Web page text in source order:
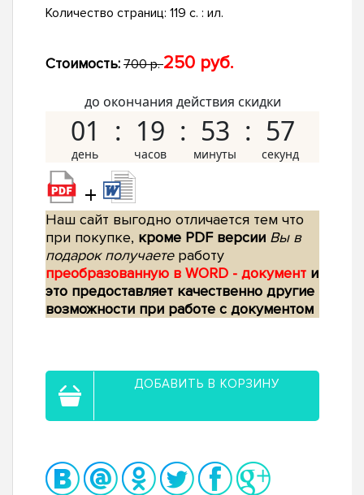
Количество страниц: 119 с. : ил.
Стоимость: 700 р.250 руб.
до окончания действия скидки
01 19 53 56
+
Наш сайт выгодно отличается тем что
при покупке, кроме PDF версии Вы в
подарок получаетеработу
преобразованную в WORD - документ и
это предоставляет качественно другие
возможности при работе с документом
ДОБАВИТЬ В КОРЗИНУ